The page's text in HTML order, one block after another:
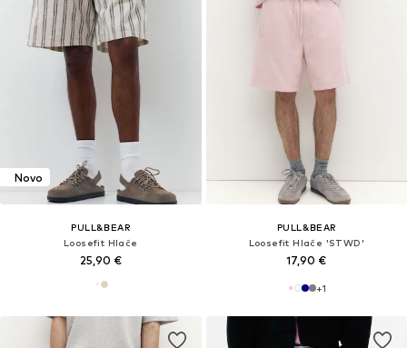
Novo
PULL&BEAR
Loosefit Hlače
25,90 €
PULL&BEAR
Loosefit Hlače 'STWD'
17,90 €
+1